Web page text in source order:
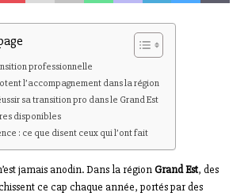
professionnelle
l’accompagnement dans la région
sa transition pro dans le Grand Est
disponibles
: ce que disent ceux qui l’ont fait
jamais anodin. Dans la régionGrand Est, des
ce cap chaque année, portés par des